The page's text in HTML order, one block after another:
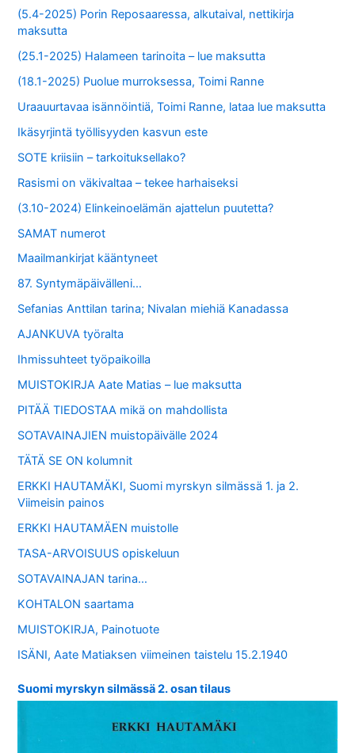
(5.4-2025) Porin Reposaaressa, alkutaival, nettikirja
maksutta
(25.1-2025) Halameen tarinoita – lue maksutta
(18.1-2025) Puolue murroksessa, Toimi Ranne
Uraauurtavaa isännöintiä, Toimi Ranne, lataa lue maksutta
Ikäsyrjintä työllisyyden kasvun este
SOTE kriisiin – tarkoituksellako?
Rasismi on väkivaltaa – tekee harhaiseksi
(3.10-2024) Elinkeinoelämän ajattelun puutetta?
SAMAT numerot
Maailmankirjat kääntyneet
87. Syntymäpäivälleni…
Sefanias Anttilan tarina; Nivalan miehiä Kanadassa
AJANKUVA työralta
Ihmissuhteet työpaikoilla
MUISTOKIRJA Aate Matias – lue maksutta
PITÄÄ TIEDOSTAA mikä on mahdollista
SOTAVAINAJIEN muistopäivälle 2024
TÄTÄ SE ON kolumnit
ERKKI HAUTAMÄKI, Suomi myrskyn silmässä 1. ja 2.
Viimeisin painos
ERKKI HAUTAMÄEN muistolle
TASA-ARVOISUUS opiskeluun
SOTAVAINAJAN tarina…
KOHTALON saartama
MUISTOKIRJA, Painotuote
ISÄNI, Aate Matiaksen viimeinen taistelu 15.2.1940
Suomi myrskyn silmässä 2. osan tilaus